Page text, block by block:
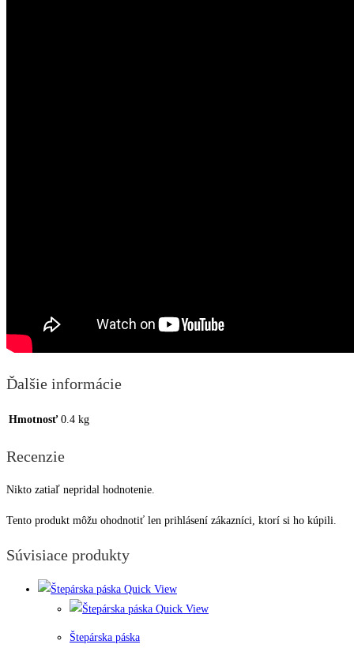
Ďalšie informácie
Hmotnosť 0.4 kg
Recenzie
Nikto zatiaľ nepridal hodnotenie.
Tento produkt môžu ohodnotiť len prihlásení zákazníci, ktorí si ho kúpili.
Súvisiace produkty
Quick View
Quick View
Štepárska páska